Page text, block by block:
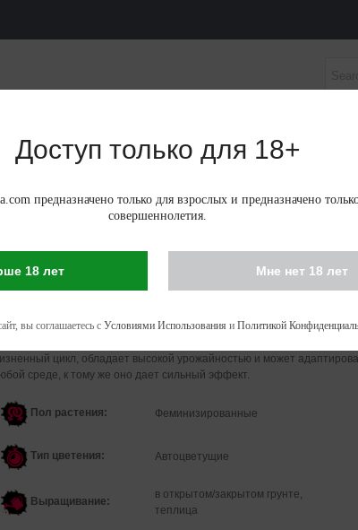
АВТОЦВЕТУЩИЕ
GUNMANGO FEMINIZED
Feminized», обладает всеми качествами, которые можно
цикл, обладает высокой урожайностью и может
среде, к тому же оно дает сильный эффект.
Пол растения: Феминизированные
Тип цветения: Автоцветущие
Выращивание:
в открытом/закрытом грунте,
теплица
Доступ только для 18+
предназначено только для взрослых и предназначено
совершеннолетия.
18 лет Мне нет 18 лет
вы соглашаетесь с Условиями Использования и Политикой